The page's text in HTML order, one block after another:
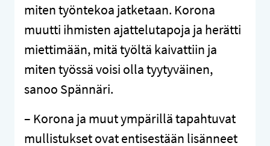
miten työntekoa jatketaan. Korona
muutti ihmisten ajattelutapoja ja herätti
miettimään, mitä työltä kaivattiin ja
miten työssä voisi olla tyytyväinen,
sanoo Spännäri.
– Korona ja muut ympärillä tapahtuvat
mullistukset ovat entisestään lisänneet